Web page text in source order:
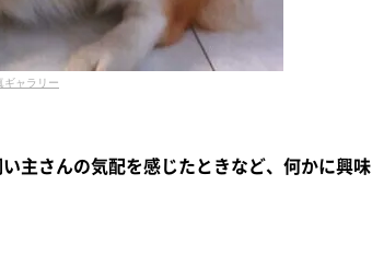
ギャラリー
主さんの気配を感じたときなど、何かに興味